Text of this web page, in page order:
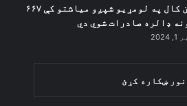
د روان کال په لومړیو شپږو میاشتو کې ۶۶۷
ډالره صادرات شوي دي
نور ښکاره کړئ